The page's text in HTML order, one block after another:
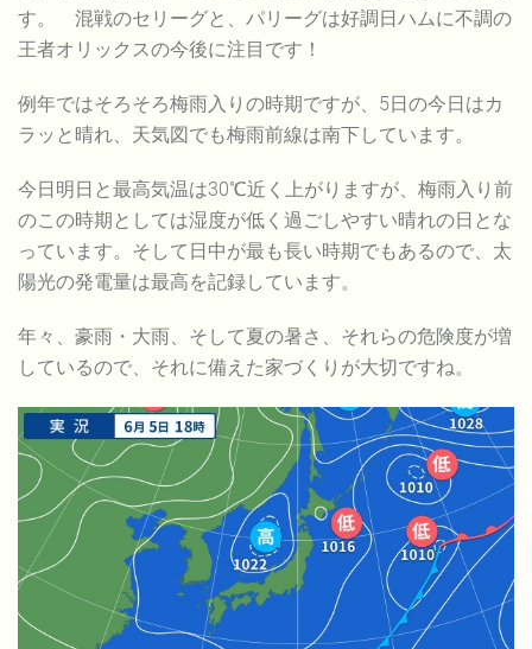
す。 混戦のセリーグと、パリーグは好調日ハムに不調の
王者オリックスの今後に注目です！
例年ではそろそろ梅雨入りの時期ですが、5日の今日はカ
ラッと晴れ、天気図でも梅雨前線は南下しています。
今日明日と最高気温は30℃近く上がりますが、梅雨入り前
のこの時期としては湿度が低く過ごしやすい晴れの日とな
っています。そして日中が最も長い時期でもあるので、太
陽光の発電量は最高を記録しています。
年々、豪雨・大雨、そして夏の暑さ、それらの危険度が増
しているので、それに備えた家づくりが大切ですね。